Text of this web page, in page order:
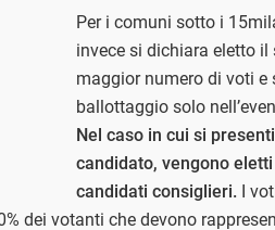
Per i comuni sotto i
invece si dichiara eletto il
maggior numero di voti e
ballottaggio solo
Nel caso in cui si
candidato, vengono
candidati consiglieri. I
dei votanti che devono